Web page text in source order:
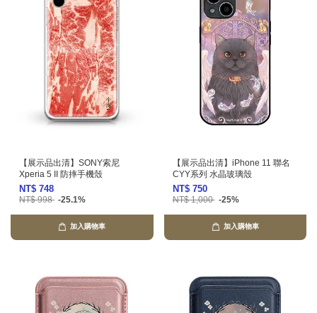
【展示品出清】SONY索尼
Xperia 5 II 防摔手機殼
NT$ 748
NT$ 998 -25.1%
加入購物車
【展示品出清】iPhone 11 聯名
CYY系列 水晶玻璃殼
NT$ 750
NT$ 1,000 -25%
加入購物車